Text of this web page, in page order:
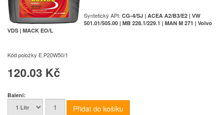
Syntetický API: CG-4/SJ | ACEA A2/B3/E2 | VW
501.01/505.00 | MB 228.1/229.1 | MAN M 271 | Volvo
VDS | MACK EO/L
Kód položky E.P20W50/1
120.03 Kč
Balení: